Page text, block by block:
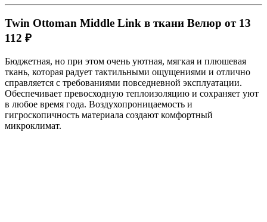
Twin Ottoman Middle Link в ткани Велюр от 13
112 ₽
Бюджетная, но при этом очень уютная, мягкая и плюшевая
ткань, которая радует тактильными ощущениями и отлично
справляется с требованиями повседневной эксплуатации.
Обеспечивает превосходную теплоизоляцию и сохраняет уют
в любое время года. Воздухопроницаемость и
гигроскопичность материала создают комфортный
микроклимат.